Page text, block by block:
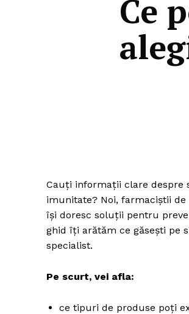
Ce
Cauți informații clare despre
imunitate? Noi, farmaciștii
își doresc soluții pentru
ghid îți arătăm ce găsești pe
specialist.
Pe scurt, vei afla:
ce tipuri de produse poți